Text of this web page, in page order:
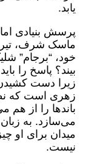
یابد.
پرسش بنیادی
ماسک شرف،
خود، “برجام”
بیند؟ پاسخ را
زیرا دست
زهری است که
باندها را از هم
می‌سازد. به
میدان برای او
نیست.